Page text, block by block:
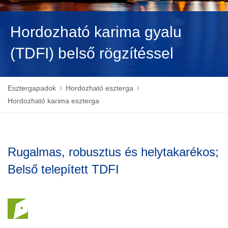
NEDERLANDS
Hordozható karima gyalu
(TDFI) belső rögzítéssel
Esztergapadok
Hordozható eszterga
Hordozható karima eszterga
Rugalmas, robusztus és helytakarékos;
Belső telepített TDFI